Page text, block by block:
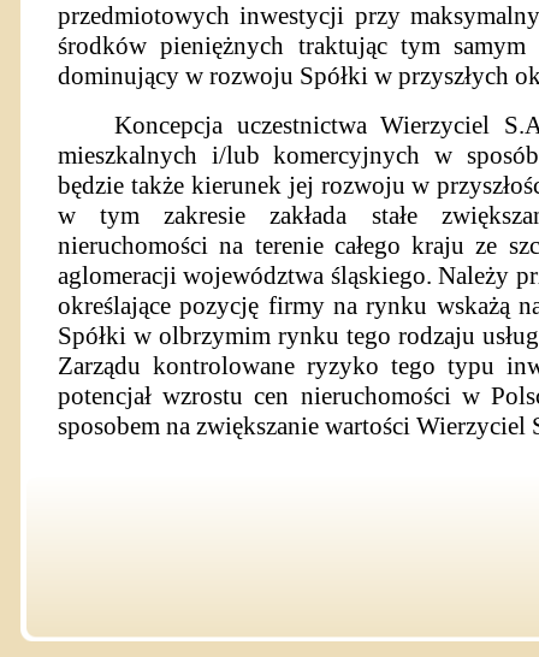
przedmiotowych inwestycji przy
środków pieniężnych traktując tym
dominujący w rozwoju Spółki w przyszłych
Koncepcja uczestnictwa Wierzyciel
mieszkalnych i/lub komercyjnych w
będzie także kierunek jej rozwoju w
w tym zakresie zakłada stałe
nieruchomości na terenie całego kraju ze
aglomeracji województwa śląskiego. Należy
określające pozycję firmy na rynku wskażą
Spółki w olbrzymim rynku tego rodzaju
Zarządu kontrolowane ryzyko tego typu
potencjał wzrostu cen nieruchomości w
sposobem na zwiększanie wartości Wierzyciel